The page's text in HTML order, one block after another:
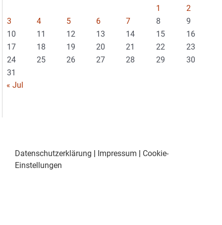
1
2
3
4 5 6 7 8
9
10
11 12 13 14 15
16
17
18 19 20 21 22
23
24
25 26 27 28 29
30
31
« Jul
Datenschutzerklärung Impressum
Cookie-
Einstellungen